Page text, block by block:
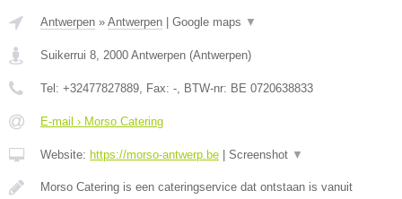
Antwerpen » Antwerpen Google maps ▼
Suikerrui 8, 2000 Antwerpen (Antwerpen)
Tel: +32477827889, Fax: -, BTW-nr: BE 0720638833
E-mail › Morso Catering
Website: https://morso-antwerp.be Screenshot ▼
Morso Catering is een cateringservice dat ontstaan is vanuit